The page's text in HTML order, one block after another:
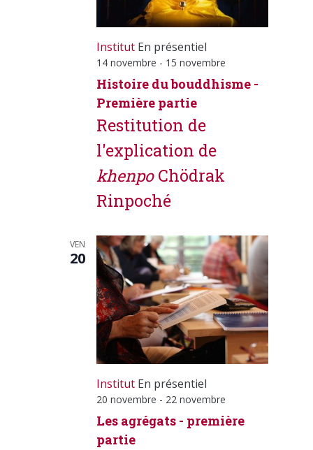
Institut En présentiel
14 novembre - 15 novembre
Histoire du bouddhisme -
Première partie
Restitution de
l'explication de
khenpoChödrak
Rinpoché
VEN
20
Institut En présentiel
20 novembre - 22 novembre
Les agrégats - première
partie